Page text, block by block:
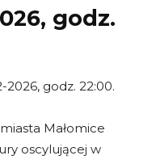
godz.
2026, godz. 22:00.
Małomice
oscylującej w